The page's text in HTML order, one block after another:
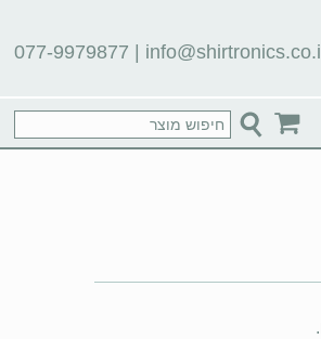
077-9979877 info@shirtronics.co.il